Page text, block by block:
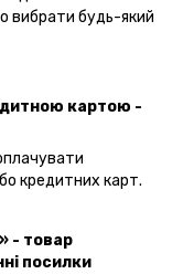
вибрати будь-який
картою -
кредитних карт.
- товар
посилки